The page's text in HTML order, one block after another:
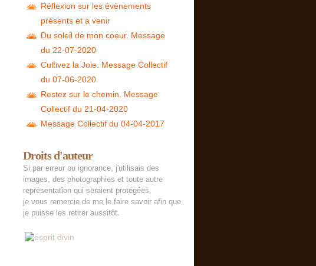
Réflexion sur les évènements
présents et à venir
Du soleil de mon coeur. Message
du 22-07-2020
Cultivez la Joie. Message Collectif
du 07-06-2020
Restez sur le chemin. Message
Collectif du 21-04-2020
Message Collectif du 04-04-2017
Droits d'auteur
Si par erreur ou ignorance, j'utilisais des
images, des photographies et toute autre
représentation qui seraient protégées,
je vous remercie de me le faire savoir afin que
je puisse les retirer aussitôt.